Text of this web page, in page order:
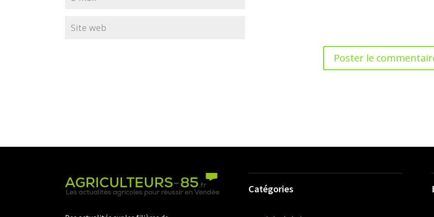
Catégories